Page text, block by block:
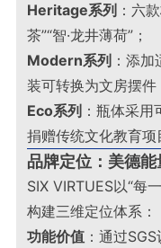
Heritage系列 ：六
茶”“智·龙井薄荷”；
Modern系列 ：添
装可转换为文房摆件
Eco系列 ：瓶体采
捐赠传统文化教育项
品牌定位：美德
SIX VIRTUES以“每
构建三维定位体系：
功能价值 ：通过